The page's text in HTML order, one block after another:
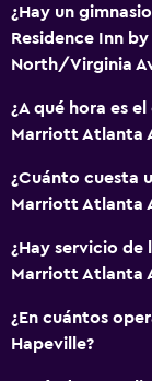
Espacio de
Sistema de
TV de pantalla
Sala de estar/TV
TV por cable o
Lavandería
Lavandería
Servicios de
Plancha y tabla
¿Hay un
Residence Inn
North/Virginia
¿A qué hora es
Marriott Atlanta
¿Cuánto cuesta
Marriott Atlanta
¿Hay servicio de
Marriott Atlanta
¿En cuántos
Hapeville?